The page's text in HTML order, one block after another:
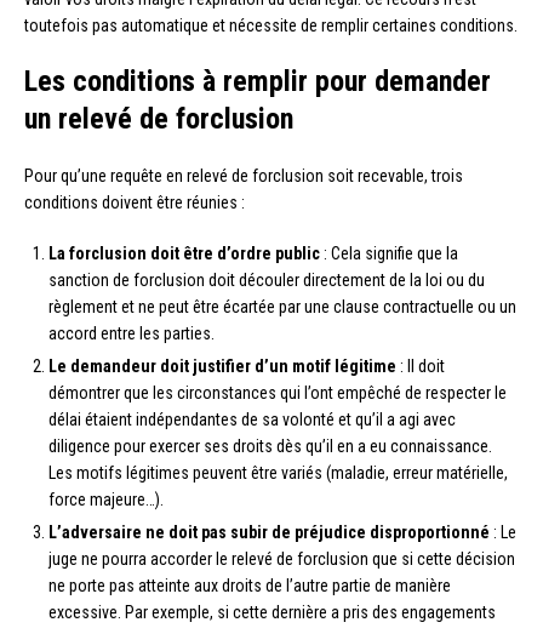
toutefois pas automatique et nécessite de remplir certaines conditions.
Les conditions à remplir pour demander
un relevé de forclusion
Pour qu’une requête en relevé de forclusion soit recevable, trois
conditions doivent être réunies :
La forclusion doit être d’ordre public : Cela signifie que la
sanction de forclusion doit découler directement de la loi ou du
règlement et ne peut être écartée par une clause contractuelle ou un
accord entre les parties.
Le demandeur doit justifier d’un motif légitime : Il doit
démontrer que les circonstances qui l’ont empêché de respecter le
délai étaient indépendantes de sa volonté et qu’il a agi avec
diligence pour exercer ses droits dès qu’il en a eu connaissance.
Les motifs légitimes peuvent être variés (maladie, erreur matérielle,
force majeure…).
L’adversaire ne doit pas subir de préjudice disproportionné : Le
juge ne pourra accorder le relevé de forclusion que si cette décision
ne porte pas atteinte aux droits de l’autre partie de manière
excessive. Par exemple, si cette dernière a pris des engagements